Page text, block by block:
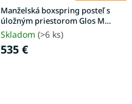
Manželská boxspring posteľ s
úložným priestorom Glos M
160x200 - krémová
Skladom (>6 ks)
535 €